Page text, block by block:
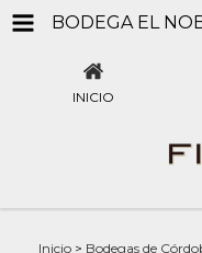
BODEGA EL
INICIO
Inicio > Bodegas de